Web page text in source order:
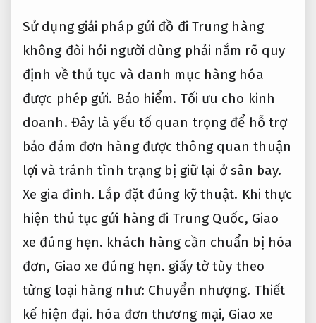
Sử dụng giải pháp gửi đồ đi Trung hàng
không đòi hỏi người dùng phải nắm rõ quy
định về thủ tục và danh mục hàng hóa
được phép gửi. Bảo hiểm. Tối ưu cho kinh
doanh. Đây là yếu tố quan trọng để hỗ trợ
bảo đảm đơn hàng được thông quan thuận
lợi và tránh tình trạng bị giữ lại ở sân bay.
Xe gia đình. Lắp đặt đúng kỹ thuật. Khi thực
hiện thủ tục gửi hàng đi Trung Quốc, Giao
xe đúng hẹn. khách hàng cần chuẩn bị hóa
đơn, Giao xe đúng hẹn. giấy tờ tùy theo
từng loại hàng như: Chuyển nhượng. Thiết
kế hiện đại. hóa đơn thương mại, Giao xe